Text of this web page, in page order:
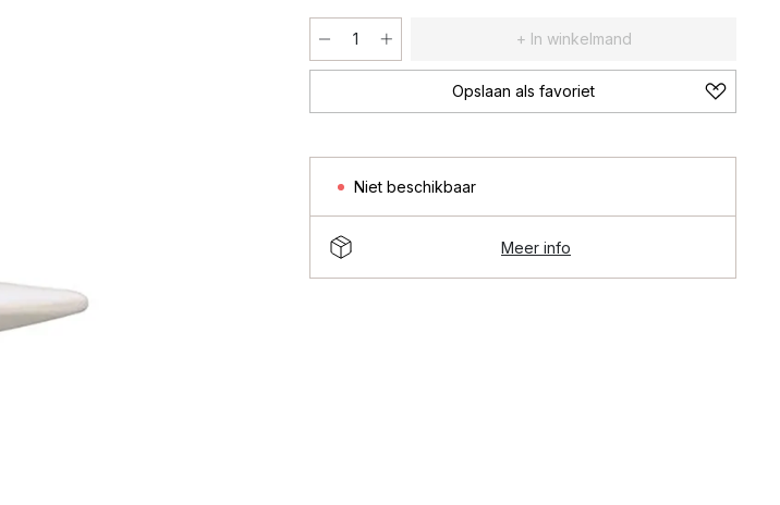
+ In winkelmand
Opslaan als favoriet
Niet beschikbaar
Meer info